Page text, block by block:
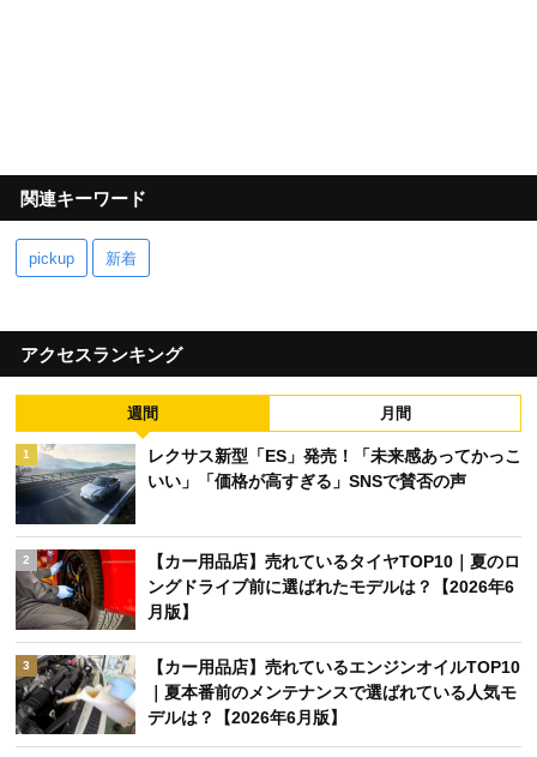
関連キーワード
pickup 新着
アクセスランキング
週間 月間
1
レクサス新型「ES」発売！「未来感あってかっこ
いい」「価格が高すぎる」SNSで賛否の声
2
【カー用品店】売れているタイヤTOP10｜夏のロ
ングドライブ前に選ばれたモデルは？【2026年6
月版】
3
【カー用品店】売れているエンジンオイルTOP10
｜夏本番前のメンテナンスで選ばれている人気モ
デルは？【2026年6月版】